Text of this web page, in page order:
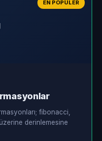
EN POPÜLER
fibonacci,
derinlemesine